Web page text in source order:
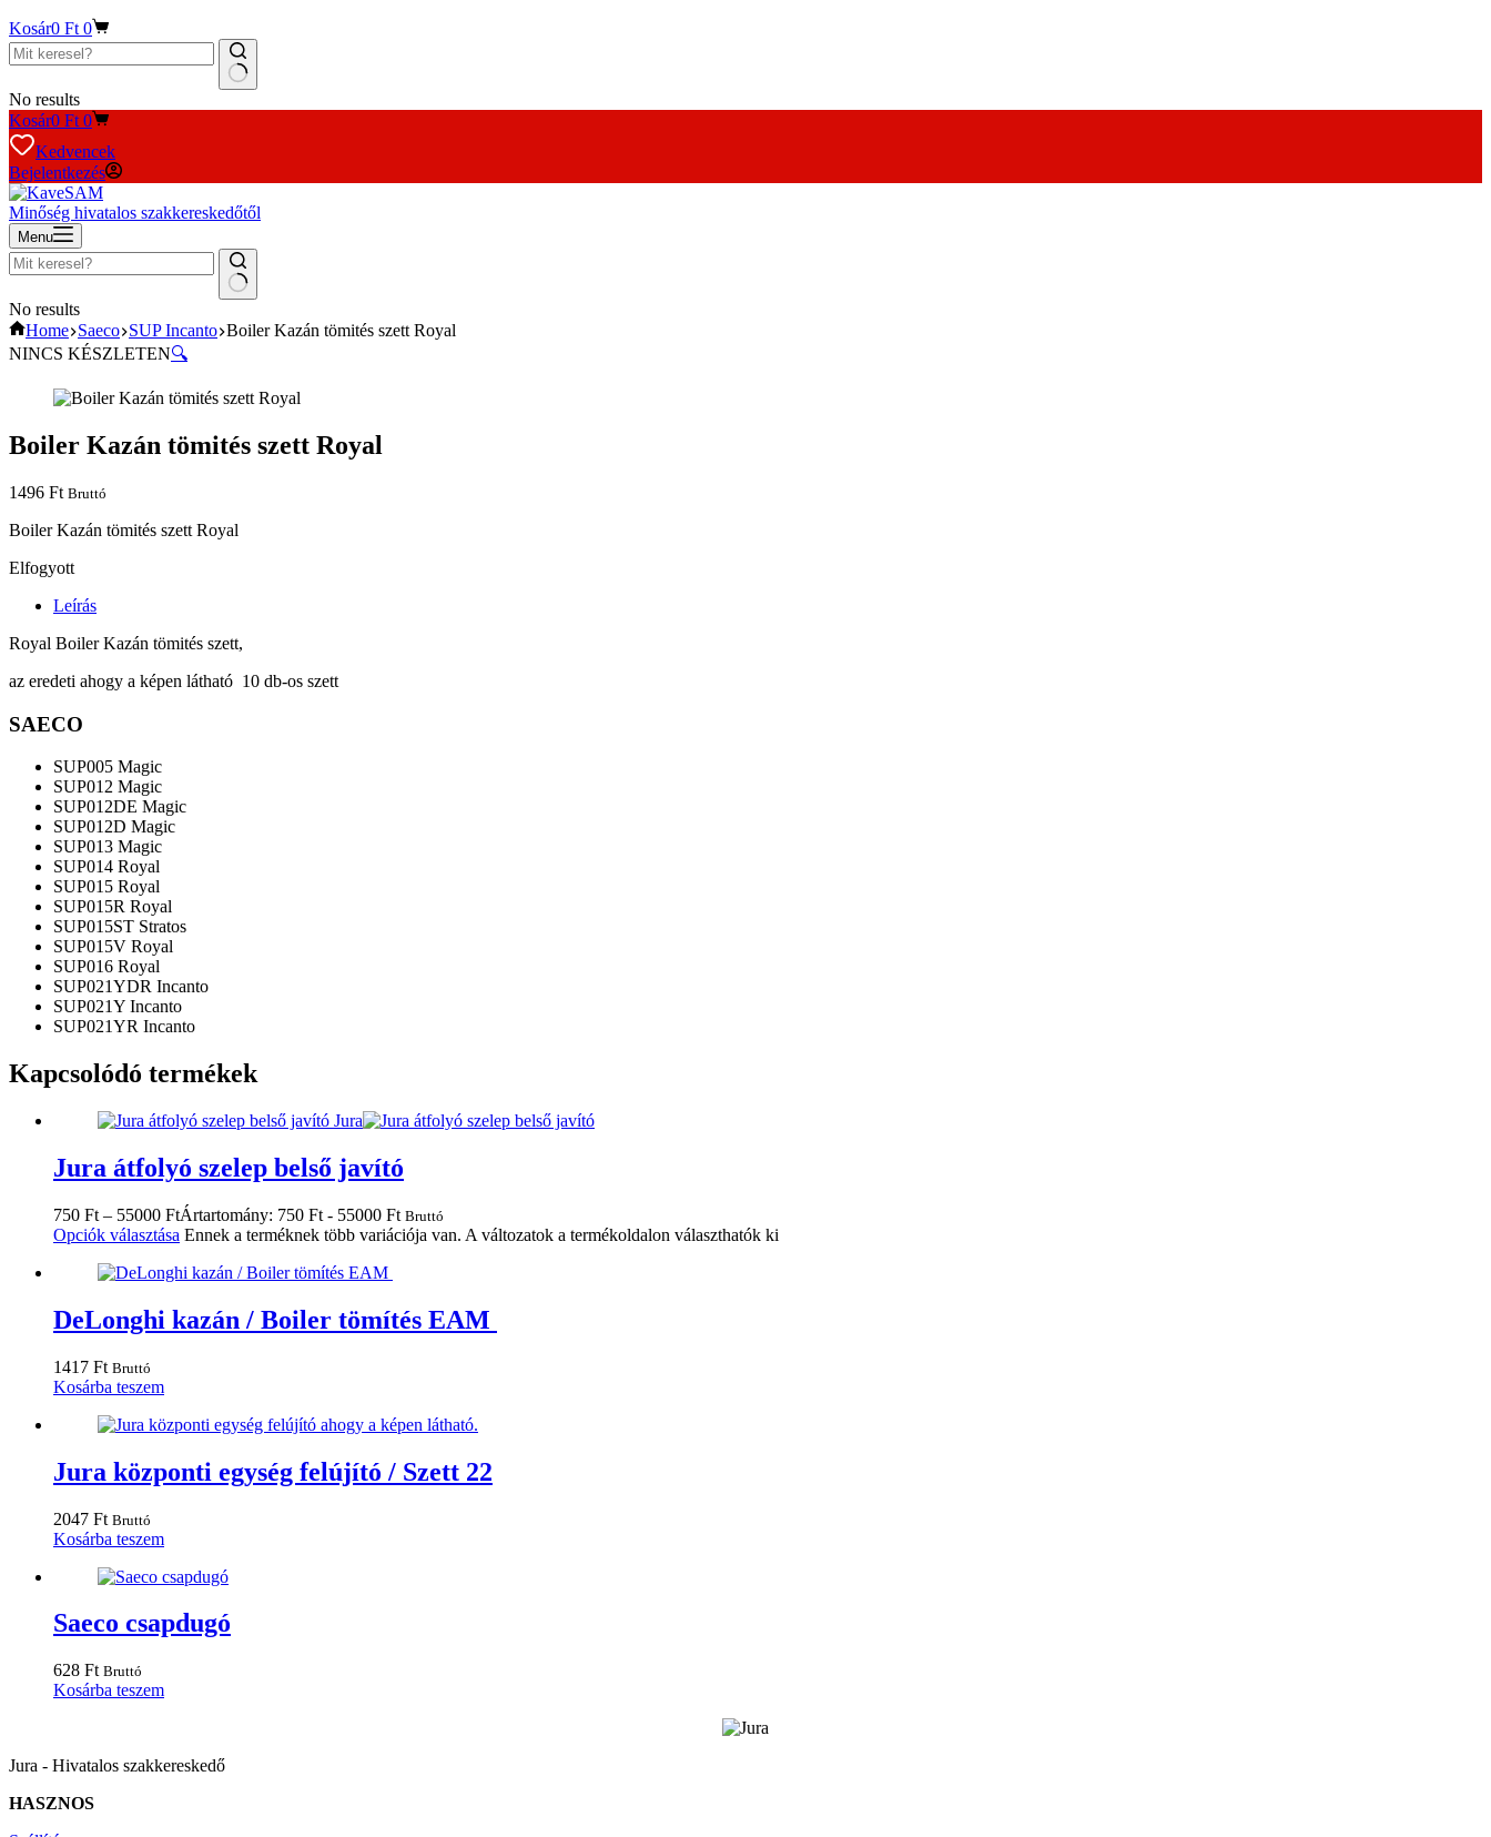
Kosár0 Ft 0
No results
Kosár0 Ft 0
Kedvencek
Bejelentkezés
Minőség hivatalos szakkereskedőtől
Menu
No results
Home Saeco SUP Incanto Boiler Kazán tömités szett Royal
NINCS KÉSZLETEN🔍
Boiler Kazán tömités szett Royal
1496 Ft Bruttó
Boiler Kazán tömités szett Royal
Elfogyott
Leírás
Royal Boiler Kazán tömités szett,
az eredeti ahogy a képen látható 10 db-os szett
SAECO
SUP005 Magic
SUP012 Magic
SUP012DE Magic
SUP012D Magic
SUP013 Magic
SUP014 Royal
SUP015 Royal
SUP015R Royal
SUP015ST Stratos
SUP015V Royal
SUP016 Royal
SUP021YDR Incanto
SUP021Y Incanto
SUP021YR Incanto
Kapcsolódó termékek
Jura átfolyó szelep belső javító
750 Ft – 55000 FtÁrtartomány: 750 Ft - 55000 Ft Bruttó
Opciók választása Ennek a terméknek több variációja van. A változatok a termékoldalon választhatók ki
DeLonghi kazán / Boiler tömítés EAM
1417 Ft Bruttó
Kosárba teszem
Jura központi egység felújító / Szett 22
2047 Ft Bruttó
Kosárba teszem
Saeco csapdugó
628 Ft Bruttó
Kosárba teszem
Jura - Hivatalos szakkereskedő
HASZNOS